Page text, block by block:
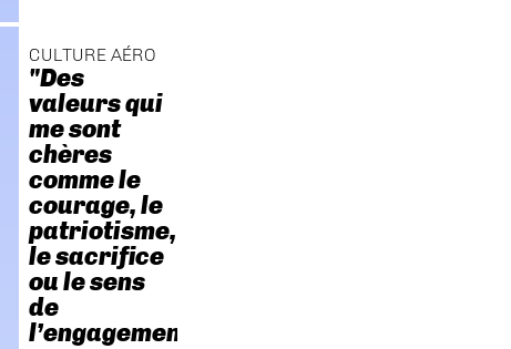
CULTURE AÉRO
"Des
valeurs qui
me sont
chères
comme le
courage, le
patriotisme,
le sacrifice
ou le sens
de
l’engagement."